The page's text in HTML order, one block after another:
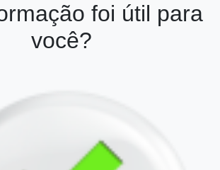
foi útil para
você?